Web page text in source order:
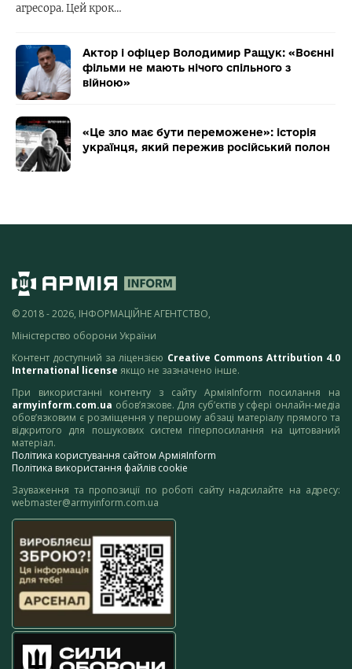
агресора. Цей крок…
Актор і офіцер Володимир Ращук: «Воєнні
фільми не мають нічого спільного з
війною»
«Це зло має бути переможене»: історія
українця, який пережив російський полон
© 2018 - 2026, ІНФОРМАЦІЙНЕ АГЕНТСТВО,
Міністерство оборони України
Контент доступний за ліцензією Creative Commons Attribution 4.0
International license якщо не зазначено інше.
При використанні контенту з сайту АрміяInform посилання на
armyinform.com.ua обов’язкове. Для суб’єктів у сфері онлайн-медіа
обов’язковим є розміщення у першому абзаці матеріалу прямого та
відкритого для пошукових систем гіперпосилання на цитований
матеріал.
Політика користування сайтом АрміяInform
Політика використання файлів cookie
Зауваження та пропозиції по роботі сайту надсилайте на адресу:
webmaster@armyinform.com.ua